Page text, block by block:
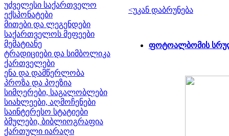
უძველესი საქართველო
ექსპონატები
მითები და ლეგენდები
საქართველოს მეფეები
მემატიანე
ტრადიციები და სიმბოლიკა
ქართველები
ენა და დამწერლობა
პროზა და პოეზია
სიმღერები, საგალობლები
სიახლეები, აღმოჩენები
საინტერესო სტატიები
ბმულები, ბიბლიოგრაფია
ქართული იარაღი
<უკან დაბრუნება
ფოტოალბომის